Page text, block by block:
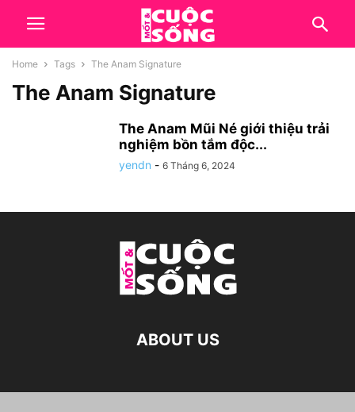
Home Tags The Anam Signature
The Anam Signature
The Anam Mũi Né giới thiệu trải
nghiệm bồn tắm độc...
yendn - 6 Tháng 6, 2024
ABOUT US